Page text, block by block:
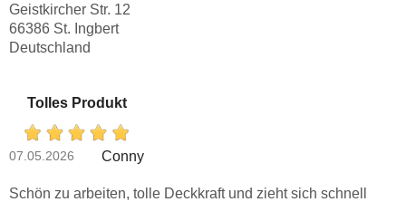
Geistkircher Str. 12
66386 St. Ingbert
Deutschland
Tolles Produkt
07.05.2026 Conny
Schön zu arbeiten, tolle Deckkraft und zieht sich schnell